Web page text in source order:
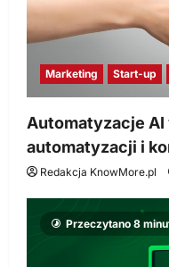
Marketing Start-up
Automatyzacje
automatyzacji i
Redakcja KnowMore.pl
Przeczytano 8